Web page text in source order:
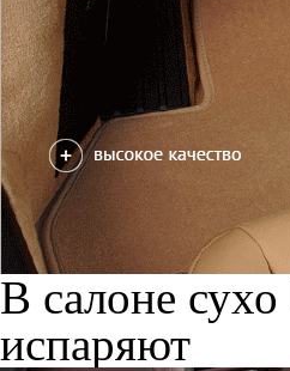
В салоне сухо
испаряют